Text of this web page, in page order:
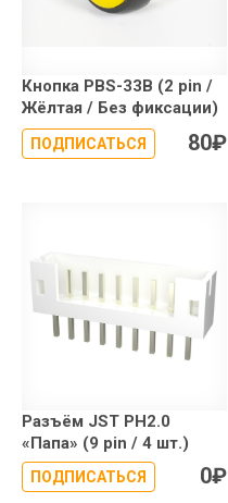
Кнопка PBS-33B (2 pin /
Жёлтая / Без фиксации)
ПОДПИСАТЬСЯ 80₽
Разъём JST PH2.0
«Папа» (9 pin / 4 шт.)
ПОДПИСАТЬСЯ 0₽